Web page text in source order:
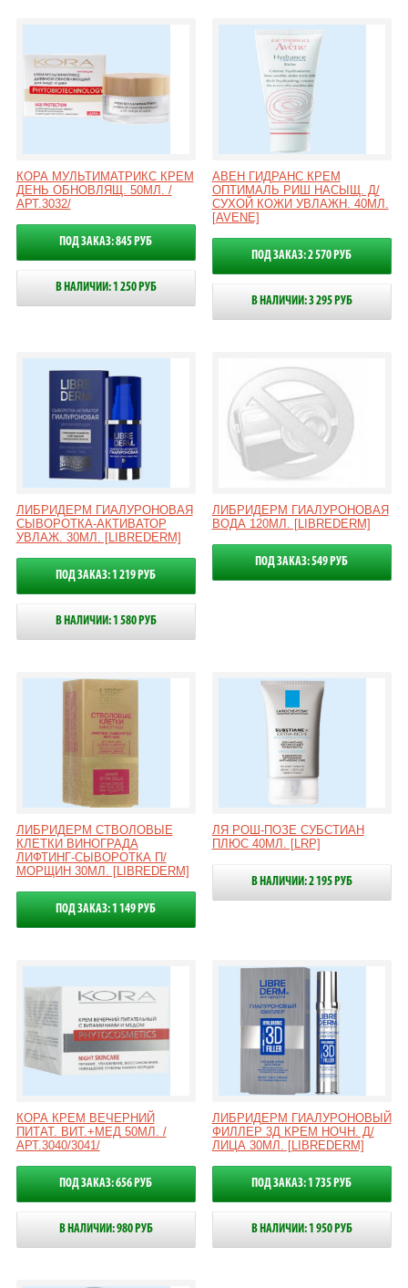
КОРА МУЛЬТИМАТРИКС КРЕМ
ДЕНЬ ОБНОВЛЯЩ. 50МЛ. /
АРТ.3032/
ПОД ЗАКАЗ: 845 РУБ
В НАЛИЧИИ: 1 250 РУБ
АВЕН ГИДРАНС КРЕМ
ОПТИМАЛЬ РИШ НАСЫЩ. Д/
СУХОЙ КОЖИ УВЛАЖН. 40МЛ.
[AVENE]
ПОД ЗАКАЗ: 2 570 РУБ
В НАЛИЧИИ: 3 295 РУБ
ЛИБРИДЕРМ ГИАЛУРОНОВАЯ
СЫВОРОТКА-АКТИВАТОР
УВЛАЖ. 30МЛ. [LIBREDERM]
ПОД ЗАКАЗ: 1 219 РУБ
В НАЛИЧИИ: 1 580 РУБ
ЛИБРИДЕРМ ГИАЛУРОНОВАЯ
ВОДА 120МЛ. [LIBREDERM]
ПОД ЗАКАЗ: 549 РУБ
ЛИБРИДЕРМ СТВОЛОВЫЕ
КЛЕТКИ ВИНОГРАДА
ЛИФТИНГ-СЫВОРОТКА П/
МОРЩИН 30МЛ. [LIBREDERM]
ПОД ЗАКАЗ: 1 149 РУБ
ЛЯ РОШ-ПОЗЕ СУБСТИАН
ПЛЮС 40МЛ. [LRP]
В НАЛИЧИИ: 2 195 РУБ
КОРА КРЕМ ВЕЧЕРНИЙ
ПИТАТ. ВИТ.+МЕД 50МЛ. /
АРТ.3040/3041/
ПОД ЗАКАЗ: 656 РУБ
В НАЛИЧИИ: 980 РУБ
ЛИБРИДЕРМ ГИАЛУРОНОВЫЙ
ФИЛЛЕР 3Д КРЕМ НОЧН. Д/
ЛИЦА 30МЛ. [LIBREDERM]
ПОД ЗАКАЗ: 1 735 РУБ
В НАЛИЧИИ: 1 950 РУБ